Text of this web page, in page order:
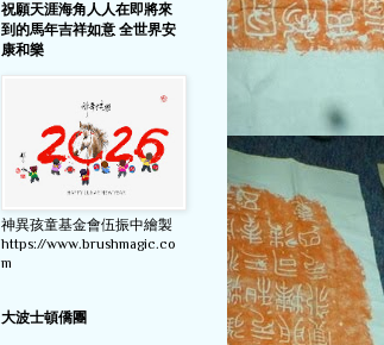
祝願天涯海角人人在即將來
到的馬年吉祥如意 全世界安
康和樂
神異孩童基金會伍振中繪製
https://www.brushmagic.co
m
大波士頓僑團